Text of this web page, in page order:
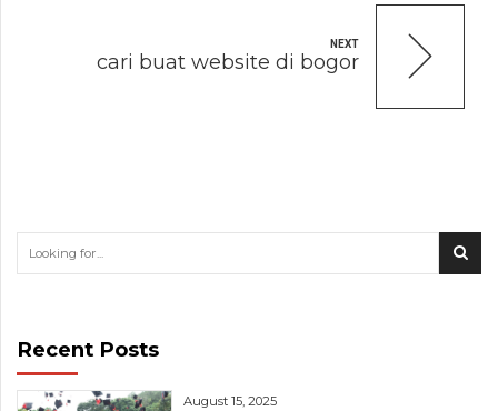
NEXT
cari buat website di bogor
Recent Posts
August 15, 2025